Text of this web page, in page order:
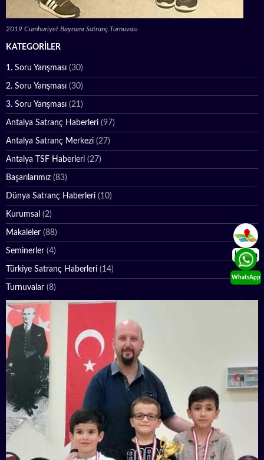
İletişim
WhatsApp
2019 Cumhuriyet Bayramı Satranç Turnuvası
KATEGORILER
1. Soru Yarışması (30)
2. Soru Yarışması (30)
3. Soru Yarışması (21)
Antalya Satranç Haberleri (97)
Antalya Satranç Merkezi (27)
Antalya TSF Haberleri (27)
Başarılarımız (83)
Dünya Satranç Haberleri (10)
Kurumsal (2)
Makaleler (88)
Seminerler (4)
Türkiye Satranç Haberleri (14)
Turnuvalar (8)